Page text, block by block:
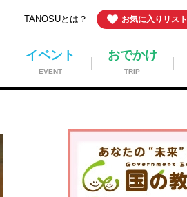
お気に入りリスト
TANOSUとは？
おでかけ
TRIP
イベント
EVENT